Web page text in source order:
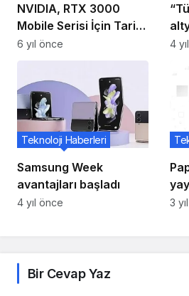
NVIDIA, RTX 3000
Mobile Serisi İçin Tarih
Verdi!
6 yıl önce 4
Samsung Week
avantajları başladı
Teknoloji Haberleri
4 yıl önce 3
Bir Cevap Yaz